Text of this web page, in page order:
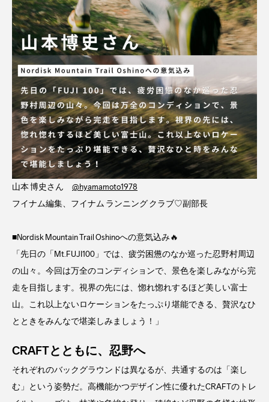
山本 博史さん @hyamamoto1978
フイナム編集、フイナム ランニング クラブ♡副部長
■Nordisk Mountain Trail Oshinoへの意気込み🔥
「先日の「Mt.FUJI100」では、疲労困憊のなか巡った忍野村周辺
の山々。今回は万全のコンディションで、景色を楽しみながら完
走を目指します。視界の先には、惚れ惚れするほど美しい富士
山。これ以上ないロケーションをたっぷり堪能できる、贅沢なひ
とときをみんなで堪楽しみましょう！」
CRAFTとともに、忍野へ
それぞれのバックグラウンドは異なるが、共通するのは「楽し
む」という姿勢だ。高機能かつデザイン性に優れたCRAFTのトレ